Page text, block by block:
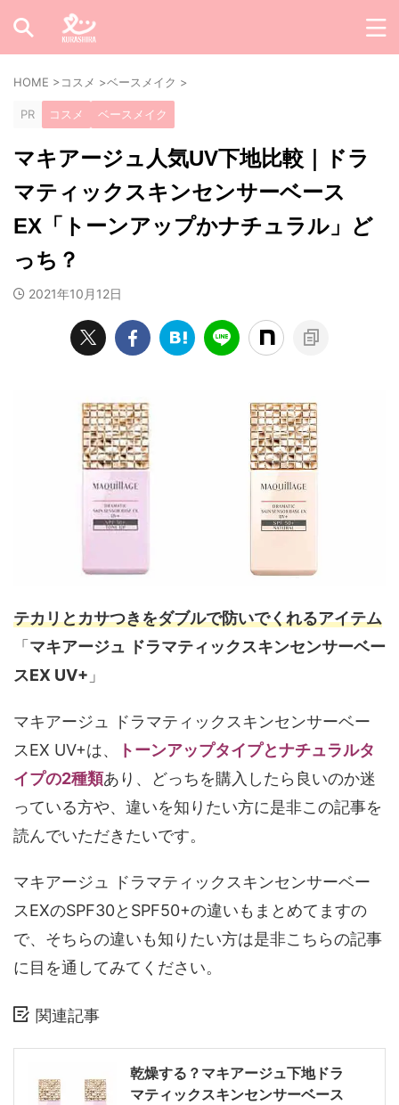
HOME >コスメ >ベースメイク >
PR コスメ ベースメイク
マキアージュ人気UV下地比較｜ドラ
マティックスキンセンサーベース
EX「トーンアップかナチュラル」ど
っち？
2021年10月12日
テカリとカサつきをダブルで防いでくれるアイテム
「 マキアージュ ドラマティックスキンセンサーベー
スEX UV+ 」
マキアージュ ドラマティックスキンセンサーベー
スEX UV+は、
トーンアップタイプとナチュラルタ
イプの2種類あり、どっちを購入したら良いのか迷
っている方や、違いを知りたい方に是非この記事を
読んでいただきたいです。
マキアージュ ドラマティックスキンセンサーベー
スEXのSPF30とSPF50+の違いもまとめてますの
で、そちらの違いも知りたい方は是非こちらの記事
に目を通してみてください。
関連記事
乾燥する？マキアージュ下地ドラ
マティックスキンセンサーベース